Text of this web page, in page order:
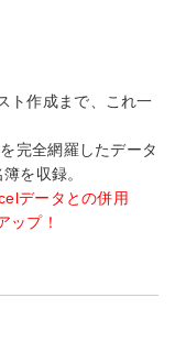
ト作成まで、これ一
完全網羅したデータ
を収録。
データとの併用
ップ！